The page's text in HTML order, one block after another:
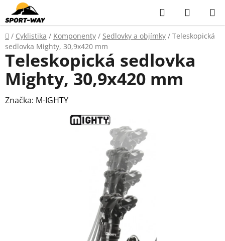
Přejít
na
obsah
Hledat
KOŠÍK
Domů
/ Cyklistika / Komponenty / Sedlovky a objímky / Teleskopická
sedlovka Mighty, 30,9x420 mm
Teleskopická sedlovka
Mighty, 30,9x420 mm
Značka: M-IGHTY